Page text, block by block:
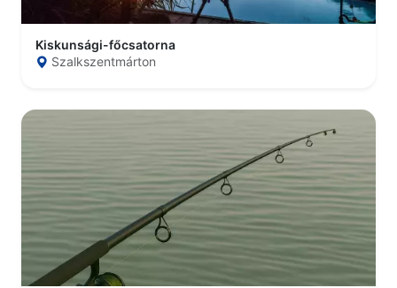
Kiskunsági-főcsatorna
Szalkszentmárton